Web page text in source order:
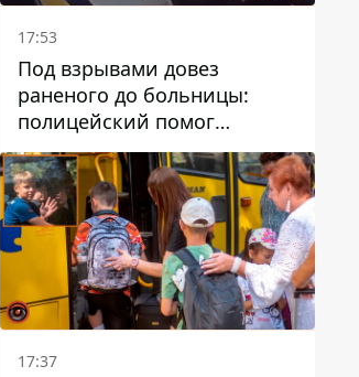
17:53
Под взрывами довез
раненого до больницы:
полицейский помог
пострадавшему после атаки
на Каменский район
17:37